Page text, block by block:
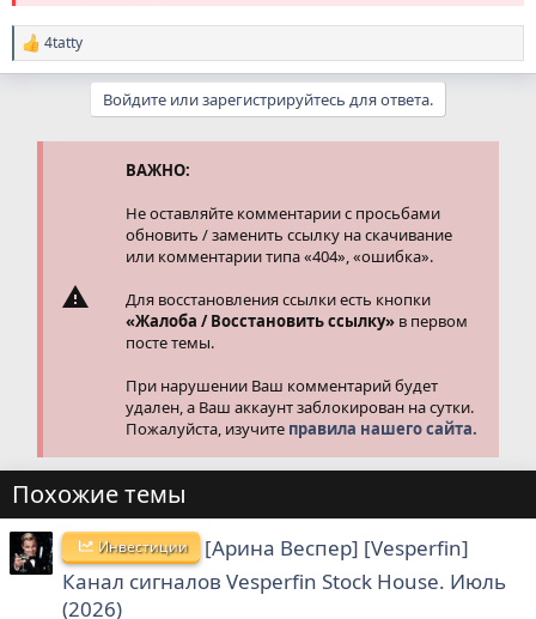
Р
е
4tatty
Войдите или зарегистрируйтесь для ответа.
ВАЖНО:
Не оставляйте комментарии с просьбами
обновить / заменить ссылку на скачивание
или комментарии типа «404», «ошибка».
Для восстановления ссылки есть кнопки
«Жалоба / Восстановить ссылку» в первом
посте темы.
При нарушении Ваш комментарий будет
удален, а Ваш аккаунт заблокирован на сутки.
Пожалуйста, изучите правила нашего сайта.
Похожие темы
Инвестиции
[Арина Веспер] [Vesperfin]
Канал сигналов Vesperfin Stock House. Июль
(2026)